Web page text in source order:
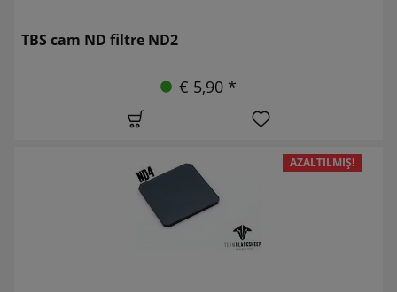
TBS cam ND filtre ND2
€ 5,90 *
AZALTILMIŞ!